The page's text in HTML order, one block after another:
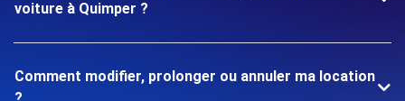
voiture à Quimper ?
Comment modifier, prolonger ou annuler ma location